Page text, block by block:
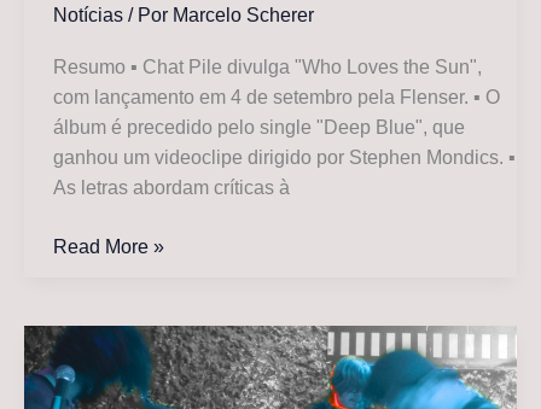
Notícias / Por Marcelo Scherer
Resumo ▪ Chat Pile divulga "Who Loves the Sun",
com lançamento em 4 de setembro pela Flenser. ▪ O
álbum é precedido pelo single "Deep Blue", que
ganhou um videoclipe dirigido por Stephen Mondics. ▪
As letras abordam críticas à
Chat
novo
álbum
“Who
Read More »